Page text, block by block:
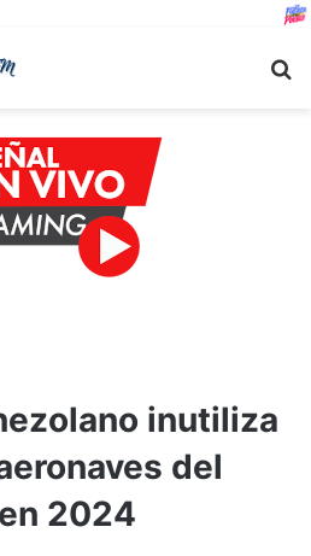
inutiliza
del
2024